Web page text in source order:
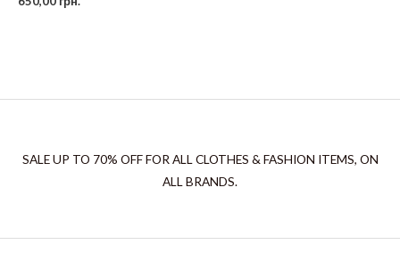
SALE UP TO 70% OFF FOR ALL CLOTHES & FASHION ITEMS, ON
ALL BRANDS.